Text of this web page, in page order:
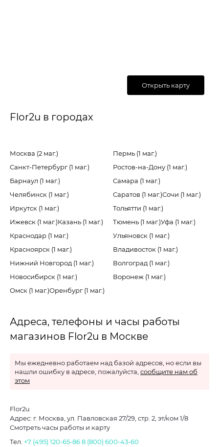
Открыть карту
Flor2u в городах
Москва (2 маг.)
Санкт-Петербург (1 маг.)
Барнаул (1 маг.)
Челябинск (1 маг.)
Иркутск (1 маг.)
Ижевск (1 маг.)Казань (1 маг.)
Краснодар (1 маг.)
Красноярск (1 маг.)
Нижний Новгород (1 маг.)
Новосибирск (1 маг.)
Омск (1 маг.)Оренбург (1 маг.)
Пермь (1 маг.)
Ростов-на-Дону (1 маг.)
Самара (1 маг.)
Саратов (1 маг.)Сочи (1 маг.)
Тольятти (1 маг.)
Тюмень (1 маг.)Уфа (1 маг.)
Ульяновск (1 маг.)
Владивосток (1 маг.)
Волгоград (1 маг.)
Воронеж (1 маг.)
Адреса, телефоны и часы работы
магазинов Flor2u в Москве
Мы ежедневно работаем над базой адресов, но если вы
нашли ошибку в адресе, пожалуйста, сообщите нам об
этом
Flor2u
Адрес: г. Москва, ул. Павловская 27/29, стр. 2, эт/ком 1/8
Смотреть часы работы и карту
Тел. +7 (495) 120-65-868 (800) 600-43-60